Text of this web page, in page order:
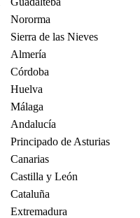
Nororma
Sierra de las Nieves
Almería
Córdoba
Huelva
Málaga
Andalucía
Principado de Asturias
Canarias
Castilla y León
Cataluña
Extremadura